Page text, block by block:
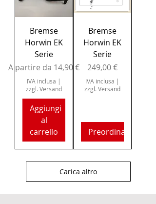
Bremse
Horwin EK
Serie
A partire da 14,90 €
Prezzo scontato
IVA inclusa |
zzgl. Versand
Aggiungi
al
carrello
Bremse
Horwin EK
Serie
Prezzo
249,00 €
IVA inclusa |
zzgl. Versand
Preordina
Carica altro